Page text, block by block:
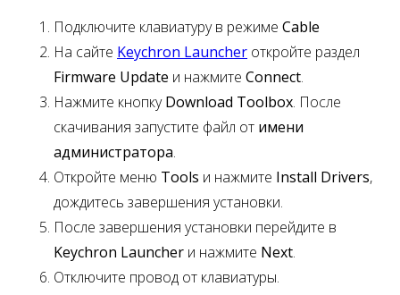
Подключите клавиатуру в режиме Cable
На сайте Keychron Launcher откройте раздел
Firmware Update и нажмите Connect.
Нажмите кнопкуDownload Toolbox. После
скачивания запустите файл от имени
администратора.
Откройте меню Tools и нажмите Install Drivers,
дождитесь завершения установки.
После завершения установки перейдите в
Keychron Launcher и нажмите Next.
Отключите провод от клавиатуры.